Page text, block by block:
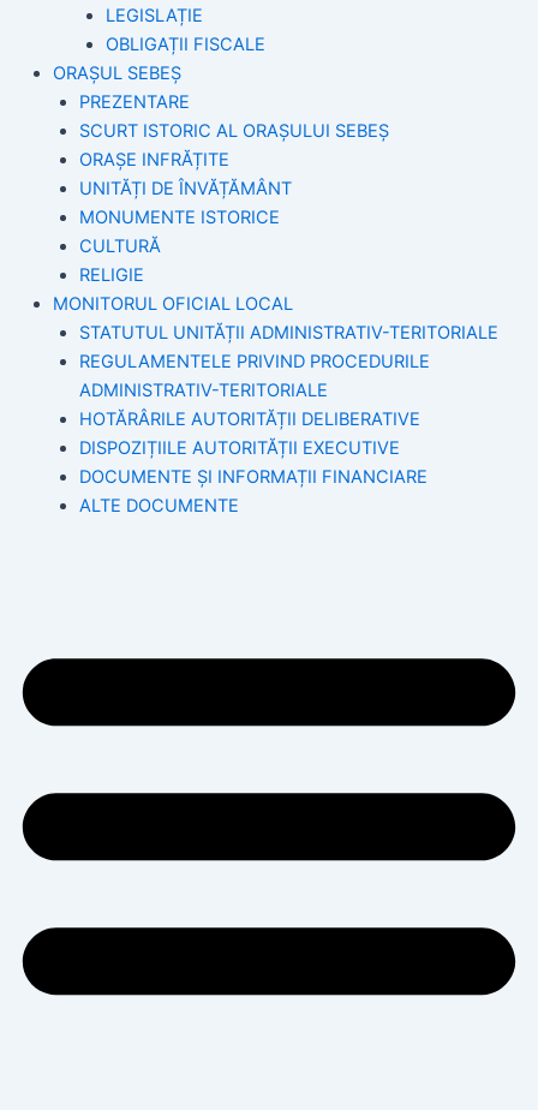
LEGISLAȚIE
OBLIGAȚII FISCALE
ORAȘUL SEBEȘ
PREZENTARE
SCURT ISTORIC AL ORAȘULUI SEBEȘ
ORAȘE INFRĂȚITE
UNITĂȚI DE ÎNVĂȚĂMÂNT
MONUMENTE ISTORICE
CULTURĂ
RELIGIE
MONITORUL OFICIAL LOCAL
STATUTUL UNITĂȚII ADMINISTRATIV-TERITORIALE
REGULAMENTELE PRIVIND PROCEDURILE
ADMINISTRATIV-TERITORIALE
HOTĂRÂRILE AUTORITĂȚII DELIBERATIVE
DISPOZIȚIILE AUTORITĂȚII EXECUTIVE
DOCUMENTE ȘI INFORMAȚII FINANCIARE
ALTE DOCUMENTE